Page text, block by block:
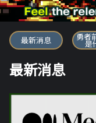
勇者前线
最新消息 勇者
是
最新消息